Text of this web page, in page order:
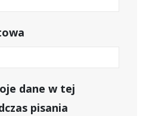
dane w tej
pisania